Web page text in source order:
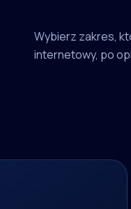
Wybierz zakres,
internetowy, po